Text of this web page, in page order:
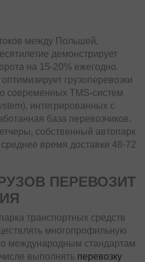
между Польшей,
демонстрирует
на 15-20% ежегодно.
грузоперевозки
современных TMS-систем
интегрированных с
база перевозчиков,
собственный автопарк
время доставки 48-72
ПЕРЕВОЗИТ
транспортных средств
многопрофильную
международным стандартам
выполнять перевозку